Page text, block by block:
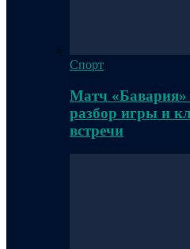
Спорт
Матч
разбор игры и
встречи